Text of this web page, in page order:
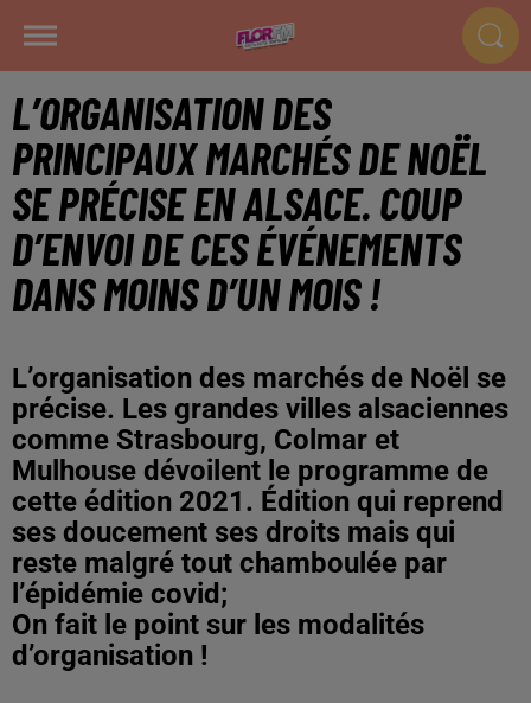
L’ORGANISATION DES
PRINCIPAUX MARCHÉS DE NOËL
SE PRÉCISE EN ALSACE. COUP
D’ENVOI DE CES ÉVÉNEMENTS
DANS MOINS D’UN MOIS !
L’organisation des marchés de Noël se
précise. Les grandes villes alsaciennes
comme Strasbourg, Colmar et
Mulhouse dévoilent le programme de
cette édition 2021. Édition qui reprend
ses doucement ses droits mais qui
reste malgré tout chamboulée par
l’épidémie covid;
On fait le point sur les modalités
d’organisation !